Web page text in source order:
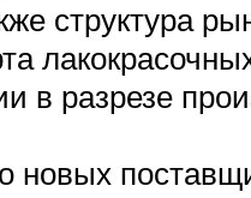
структура
в разрезе
новых